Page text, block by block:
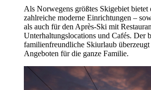
Als Norwegens größtes Skigebiet bietet
zahlreiche moderne Einrichtungen –
als auch für den Après-Ski mit
Unterhaltungslocations und Cafés. Der
familienfreundliche Skiurlaub überzeugt
Angeboten für die ganze Familie.